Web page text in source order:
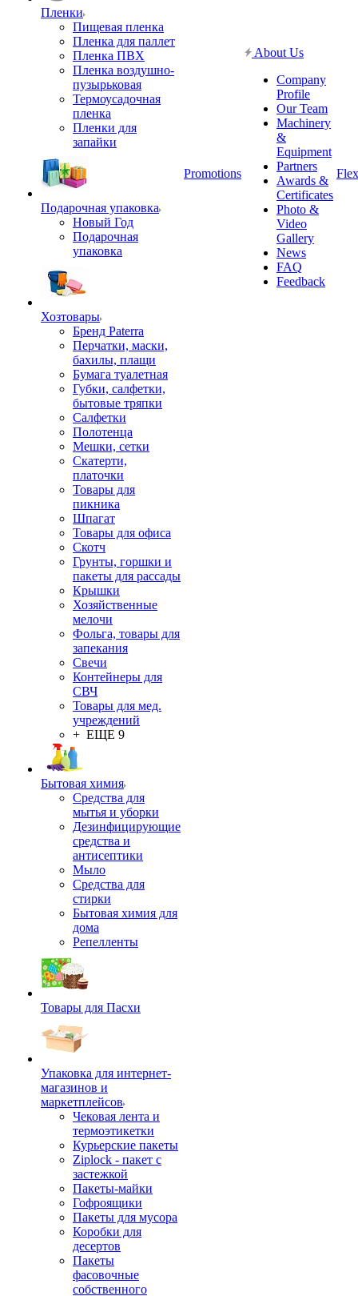
Пленки
Пищевая пленка
Пленка для паллет
Пленка ПВХ
Пленка воздушно-
пузырьковая
Термоусадочная
пленка
Пленки для
запайки
Подарочная упаковка
Новый Год
Подарочная
упаковка
Хозтовары
Бренд Paterra
Перчатки, маски,
бахилы, плащи
Бумага туалетная
Губки, салфетки,
бытовые тряпки
Салфетки
Полотенца
Мешки, сетки
Скатерти,
платочки
Товары для
пикника
Шпагат
Товары для офиса
Скотч
Грунты, горшки и
пакеты для рассады
Крышки
Хозяйственные
мелочи
Фольга, товары для
запекания
Свечи
Контейнеры для
СВЧ
Товары для мед.
учреждений
+ ЕЩЕ 9
Бытовая химия
Средства для
мытья и уборки
Дезинфицирующие
средства и
антисептики
Мыло
Средства для
стирки
Бытовая химия для
дома
Репелленты
Товары для Пасхи
Упаковка для интернет-
магазинов и
маркетплейсов
Чековая лента и
термоэтикетки
Курьерские пакеты
Ziplock - пакет с
застежкой
Пакеты-майки
Гофроящики
Пакеты для мусора
Коробки для
десертов
Пакеты
фасовочные
собственного
Promotions
About Us
Company
Profile
Our Team
Machinery
&
Equipment
Partners
Awards &
Certificates
Photo &
Video
Gallery
News
FAQ
Feedback